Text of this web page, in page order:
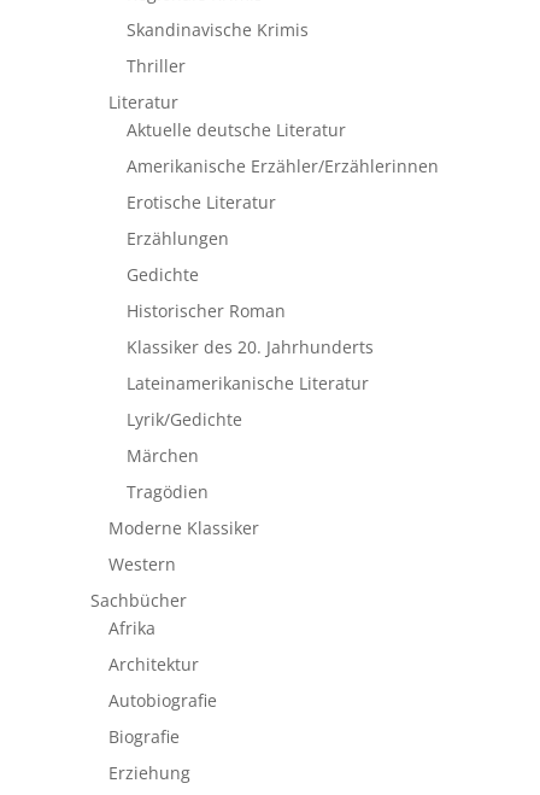
Skandinavische Krimis
Thriller
Literatur
Aktuelle deutsche Literatur
Amerikanische Erzähler/Erzählerinnen
Erotische Literatur
Erzählungen
Gedichte
Historischer Roman
Klassiker des 20. Jahrhunderts
Lateinamerikanische Literatur
Lyrik/Gedichte
Märchen
Tragödien
Moderne Klassiker
Western
Sachbücher
Afrika
Architektur
Autobiografie
Biografie
Erziehung